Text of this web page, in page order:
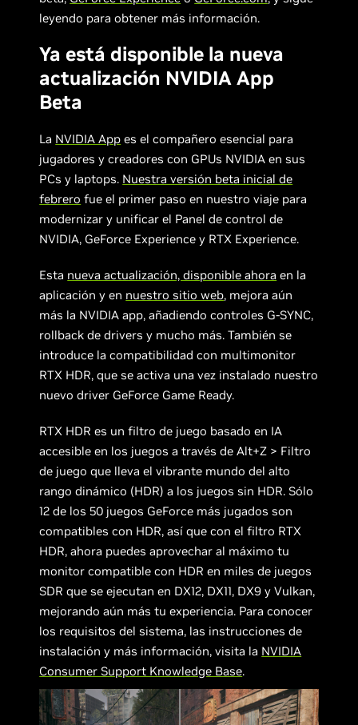
leyendo para obtener más información.
Ya está disponible la nueva
actualización NVIDIA App
Beta
La NVIDIA App es el compañero esencial para
jugadores y creadores con GPUs NVIDIA en sus
PCs y laptops. Nuestra versión beta inicial de
febrero fue el primer paso en nuestro viaje para
modernizar y unificar el Panel de control de
NVIDIA, GeForce Experience y RTX Experience.
Esta nueva actualización, disponible ahora en la
aplicación y en nuestro sitio web, mejora aún
más la NVIDIA app, añadiendo controles G-SYNC,
rollback de drivers y mucho más. También se
introduce la compatibilidad con multimonitor
RTX HDR, que se activa una vez instalado nuestro
nuevo driver GeForce Game Ready.
RTX HDR es un filtro de juego basado en IA
accesible en los juegos a través de Alt+Z > Filtro
de juego que lleva el vibrante mundo del alto
rango dinámico (HDR) a los juegos sin HDR. Sólo
12 de los 50 juegos GeForce más jugados son
compatibles con HDR, así que con el filtro RTX
HDR, ahora puedes aprovechar al máximo tu
monitor compatible con HDR en miles de juegos
SDR que se ejecutan en DX12, DX11, DX9 y Vulkan,
mejorando aún más tu experiencia. Para conocer
los requisitos del sistema, las instrucciones de
instalación y más información, visita la NVIDIA
Consumer Support Knowledge Base.